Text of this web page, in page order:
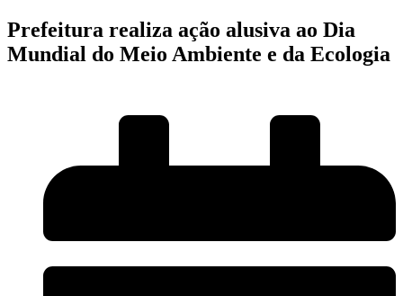
Prefeitura realiza ação alusiva ao Dia
Mundial do Meio Ambiente e da Ecologia